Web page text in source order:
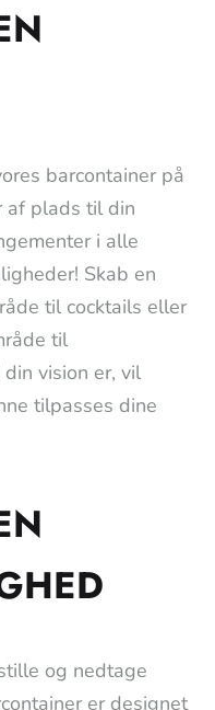
barcontainer på
af plads til din
i alle
Skab en
til cocktails eller
til
vision er, vil
tilpasses dine
og nedtage
er designet